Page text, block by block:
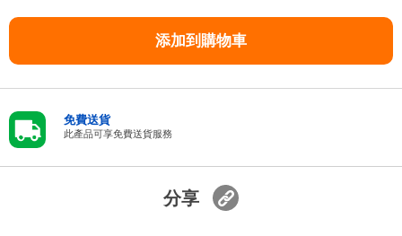
人氣角色
生活精品
添加到購物車
免費送貨
此產品可享免費送貨服務
分享